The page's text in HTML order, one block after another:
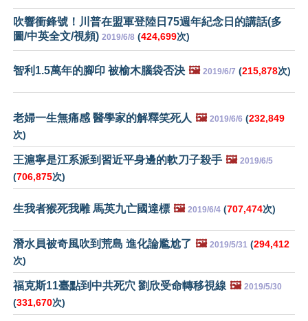
吹響衝鋒號！川普在盟軍登陸日75週年紀念日的講話(多
圖/中英全文/視頻) 2019/6/8 (424,699次)
智利1.5萬年的腳印 被榆木腦袋否決 🖼️ 2019/6/7 (215,878次)
老婦一生無痛感 醫學家的解釋笑死人 🖼️ 2019/6/6 (232,849
次)
王滬寧是江系派到習近平身邊的軟刀子殺手 🖼️ 2019/6/5
(706,875次)
生我者猴死我雕 馬英九亡國達標 🖼️ 2019/6/4 (707,474次)
潛水員被奇風吹到荒島 進化論尷尬了 🖼️ 2019/5/31 (294,412
次)
福克斯11臺點到中共死穴 劉欣受命轉移視線 🖼️ 2019/5/30
(331,670次)